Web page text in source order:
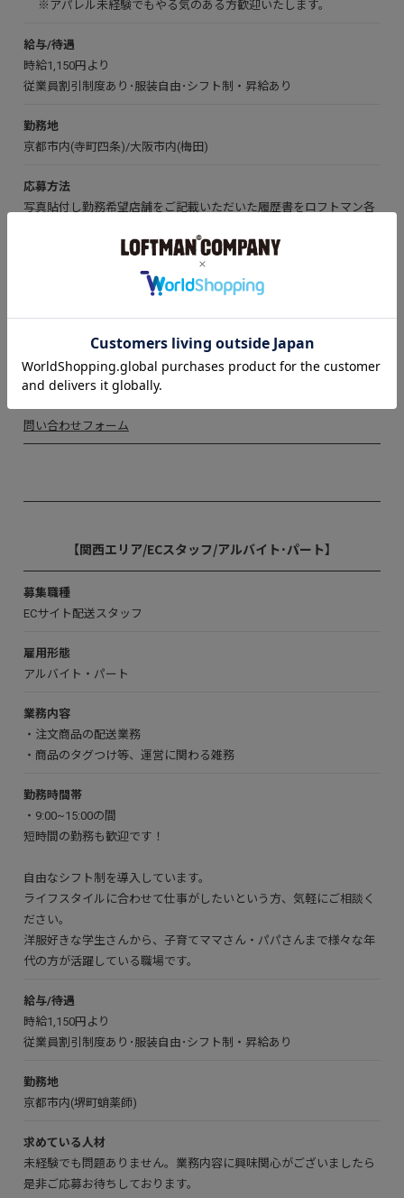
※アパレル未経験でもやる気のある方歓迎いたします。
給与/待遇
時給1,150円より
従業員割引制度あり･服装自由･シフト制・昇給あり
勤務地
京都市内(寺町四条)/大阪市内(梅田)
応募方法
写真貼付し勤務希望店舗をご記載いただいた履歴書をロフトマン各
応募書類は、採用選考のみに使用させていただきます。 またご送付いただきました履
歴書は、採否に関わらず返却致しませんので予めご理解下さい。 書類審査後、1週間以
内に面接審査の日程をご連絡させていただきます。 1週間以内に連絡がない場合は、不
書類等送付先
〒604-8045 京都府京都市中京区寺町通蛸薬師下ル円福寺前町280 株
式会社ロフトマン「採用係」宛
担当：田中、坂
問い合わせフォーム
【関西エリア/ECスタッフ/アルバイト･パート】
募集職種
ECサイト配送スタッフ
雇用形態
アルバイト・パート
業務内容
・注文商品の配送業務
・商品のタグつけ等、運営に関わる雑務
勤務時間帯
・9:00~15:00の間
短時間の勤務も歓迎です！
自由なシフト制を導入しています。
ライフスタイルに合わせて仕事がしたいという方、気軽にご相談く
ださい。
洋服好きな学生さんから、子育てママさん・パパさんまで様々な年
代の方が活躍している職場です。
給与/待遇
時給1,150円より
従業員割引制度あり･服装自由･シフト制・昇給あり
勤務地
京都市内(堺町蛸薬師)
求めている人材
未経験でも問題ありません。業務内容に興味関心がございましたら
是非ご応募お待ちしております。